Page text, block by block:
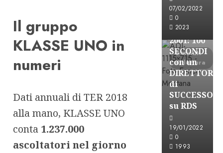
Il gruppo
KLASSE UNO in
numeri
Dati annuali di TER 2018
alla mano, KLASSE UNO
conta 1.237.000
ascoltatori nel giorno
07/02/2022
0
2023
3 minuti
di lettura
FREE
A-
STORIES-
2001: 100
SECONDI
con un
DIRETTORE
di
SUCCESSO
su RDS
19/01/2022
0
1993
A-Stories